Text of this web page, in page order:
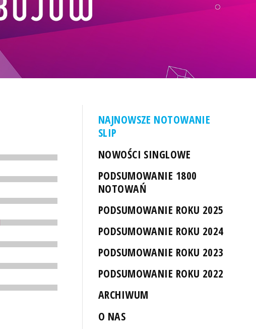
NAJNOWSZE NOTOWANIE
SLIP
NOWOŚCI SINGLOWE
PODSUMOWANIE 1800
NOTOWAŃ
PODSUMOWANIE ROKU 2025
PODSUMOWANIE ROKU 2024
PODSUMOWANIE ROKU 2023
PODSUMOWANIE ROKU 2022
ARCHIWUM
O NAS